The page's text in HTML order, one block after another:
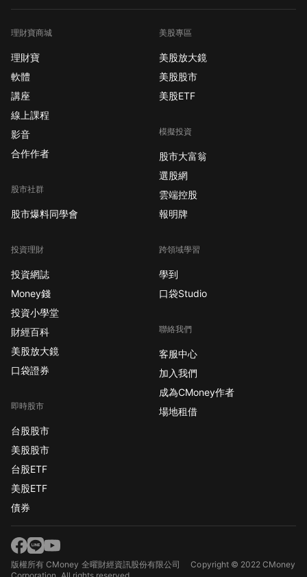
理財寶商城
理財寶
軟體
講座
線上課程
影音
合作作者
股市社群
股市爆料同學會
投資理財
投資網誌
Money錢
投資小學堂
財經百科
美股放大鏡
口袋證券
即時股市
台股股市
美股股市
台股ETF
美股ETF
債券
美股專區
美股放大鏡
美股股市
美股ETF
模擬投資
股市大富翁
選股網
雲端控股
報明牌
跨領域學習
學到
口袋Studio
聯絡我們
客服中心
加入我們
成為CMoney作者
場地租借
版權所有 CMoney 全曜財經資訊股份有限公司Copyright © 2022 CMoney